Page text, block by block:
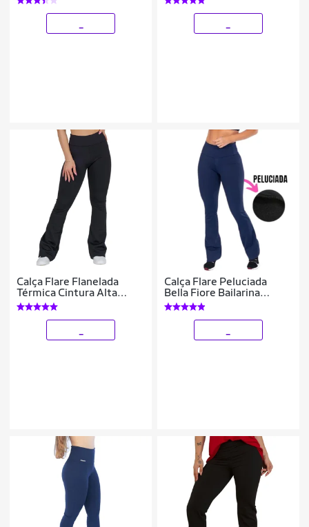
Calça Flare Flanelada
Térmica Cintura Alta
Quentinha Inverno
Calça Flare Peluciada
Bella Fiore Bailarina
Legging Cintura Alta
Feminino